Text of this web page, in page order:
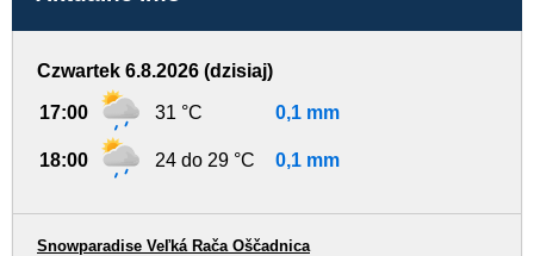
Czwartek 6.8.2026 (dzisiaj)
17:00 31 °C 0,1 mm
18:00 24 do 29 °C 0,1 mm
Snowparadise Veľká Rača Oščadnica